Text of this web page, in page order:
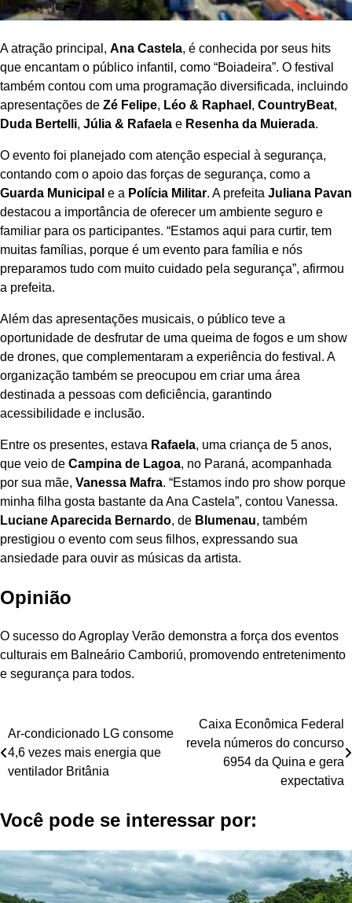
A atração principal, Ana Castela, é conhecida por seus hits
que encantam o público infantil, como “Boiadeira”. O festival
também contou com uma programação diversificada, incluindo
apresentações de Zé Felipe, Léo & Raphael , CountryBeat,
Duda Bertelli, Júlia & Rafaela e Resenha da Muierada.
O evento foi planejado com atenção especial à segurança,
contando com o apoio das forças de segurança, como a
Guarda Municipal e a Polícia Militar. A prefeita Juliana Pavan
destacou a importância de oferecer um ambiente seguro e
familiar para os participantes. “Estamos aqui para curtir, tem
muitas famílias, porque é um evento para família e nós
preparamos tudo com muito cuidado pela segurança”, afirmou
a prefeita.
Além das apresentações musicais, o público teve a
oportunidade de desfrutar de uma queima de fogos e um show
de drones, que complementaram a experiência do festival. A
organização também se preocupou em criar uma área
destinada a pessoas com deficiência, garantindo
acessibilidade e inclusão.
Entre os presentes, estava Rafaela, uma criança de 5 anos,
que veio de Campina de Lagoa, no Paraná, acompanhada
por sua mãe, Vanessa Mafra. “Estamos indo pro show porque
minha filha gosta bastante da Ana Castela”, contou Vanessa.
Luciane Aparecida Bernardo, de Blumenau, também
prestigiou o evento com seus filhos, expressando sua
ansiedade para ouvir as músicas da artista.
Opinião
O sucesso do Agroplay Verão demonstra a força dos eventos
culturais em Balneário Camboriú, promovendo entretenimento
e segurança para todos.
Navegação
de
Ar-condicionado LG consome
4,6 vezes mais energia que
ventilador Britânia
Caixa Econômica Federal
revela números do concurso
6954 da Quina e gera
expectativa
Você pode se interessar por: